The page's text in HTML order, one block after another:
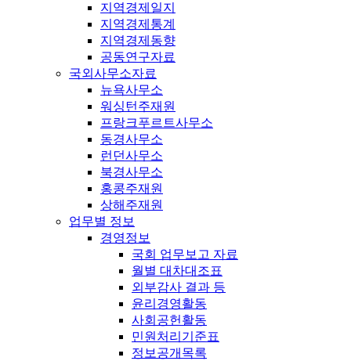
지역경제일지
지역경제통계
지역경제동향
공동연구자료
국외사무소자료
뉴욕사무소
워싱턴주재원
프랑크푸르트사무소
동경사무소
런던사무소
북경사무소
홍콩주재원
상해주재원
업무별 정보
경영정보
국회 업무보고 자료
월별 대차대조표
외부감사 결과 등
윤리경영활동
사회공헌활동
민원처리기준표
정보공개목록